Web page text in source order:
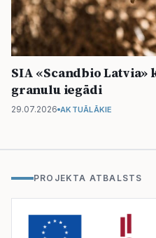
SIA «Scandbio Latvia»
granulu iegādi
29.07.2026 AKTUĀLĀKIE
PROJEKTA ATBALSTS